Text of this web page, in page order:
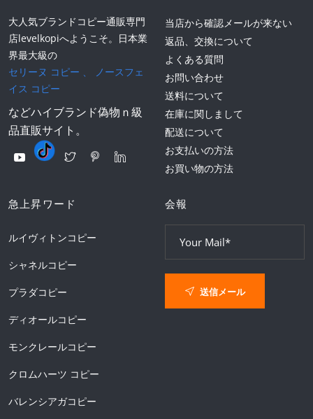
大人気ブランドコピー通販専門
店levelkopiへようこそ。日本業
界最大級の
セリーヌ コピー
ノースフェ
イス コピー
などハイブランド偽物ｎ級
品直販サイト。
当店から確認メールが来ない
返品、交換について
よくある質問
お問い合わせ
送料について
在庫に関しまして
配送について
お支払いの方法
お買い物の方法
急上昇ワード
ルイヴィトンコピー
シャネルコピー
プラダコピー
ディオールコピー
モンクレールコピー
クロムハーツ コピー
バレンシアガコピー
会報
送信メール